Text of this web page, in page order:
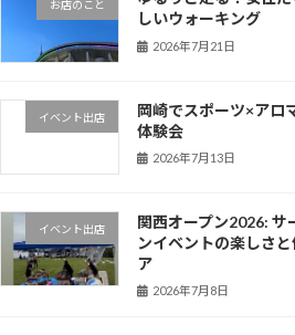
お店のこと
しいウォーキング
2026年7月21日
イベント出店
岡崎でスポーツ×アロ
体験会
2026年7月13日
イベント出店
関西オープン2026: サ
ンイベントの楽しさ
ア
2026年7月8日